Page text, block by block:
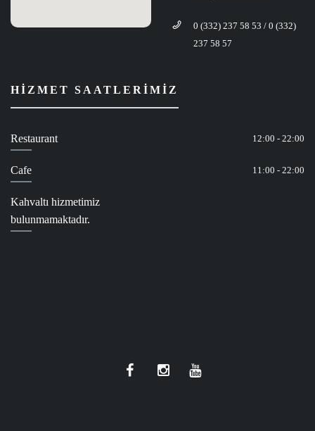
0 (332) 237 58 53 / 0 (332)
237 58 57
HIZMET SAATLERIMIZ
Restaurant 12:00 - 22:00
Cafe 11:00 - 22:00
Kahvaltı hizmetimiz
bulunmamaktadır.